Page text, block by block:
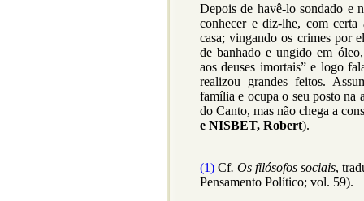
Depois de havê-lo sondado e
conhecer e diz-lhe, com certa
casa; vingando os crimes por
de banhado e ungido em óleo,
aos deuses imortais” e logo
realizou grandes feitos.
família e ocupa o seu posto na
do Canto, mas não chega a
e NISBET, Robert).
(1) Cf. Os filósofos sociais,
Pensamento Político; vol. 59).